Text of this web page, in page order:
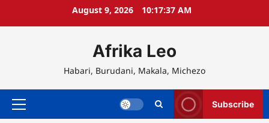
August 9, 2026 10:17:37 AM
Afrika Leo
Habari, Burudani, Makala, Michezo
Primary
Subscribe